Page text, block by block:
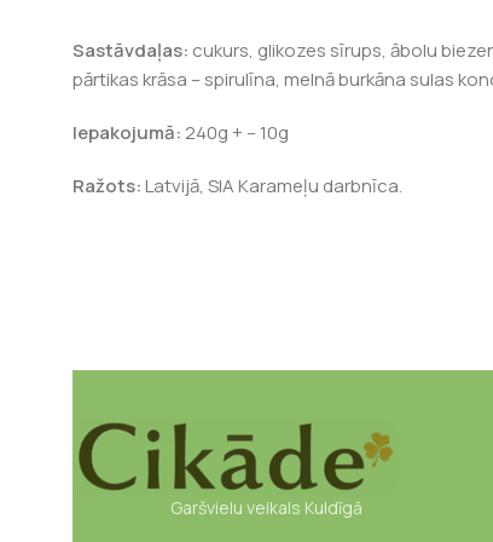
Sastāvdaļas: cukurs, glikozes sīrups, ābolu
pārtikas krāsa – spirulīna, melnā burkāna sulas
Iepakojumā: 240g + – 10g
Ražots:Latvijā, SIA Karameļu darbnīca.
Garšvielu veikals Kuldīgā